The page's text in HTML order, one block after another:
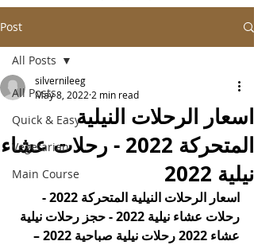
Post
All Posts
Quick & Easy
Vegetarian
Main Course
All Posts
اسعار الرحلات النيلية
المتحركة 2022 - رحلات عشاء
نيلية 2022
silvernileeg
May 8, 2022 2 min read
اسعار الرحلات النيلية المتحركة 2022 -
رحلات عشاء نيلية 2022 - حجز رحلات نيلية
عشاء 2022 رحلات نيلية صباحية 2022 –